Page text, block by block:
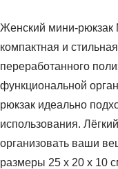
Женский мини-рюкзак
компактная и
переработанного
функциональной
рюкзак идеально
использования.
организовать ваши
размеры 25 х 20 х 10